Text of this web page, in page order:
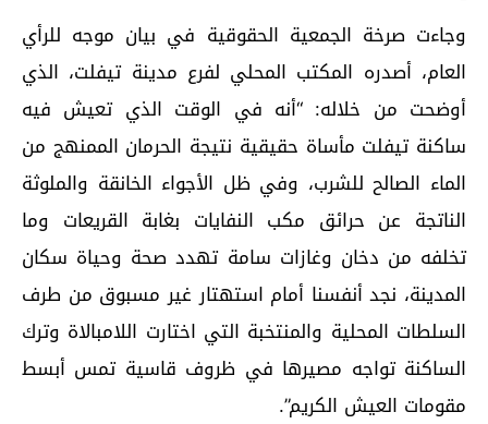
وجاءت صرخة الجمعية الحقوقية في بيان موجه للرأي
العام، أصدره المكتب المحلي لفرع مدينة تيفلت، الذي
أوضحت من خلاله: “أنه في الوقت الذي تعيش فيه
ساكنة تيفلت مأساة حقيقية نتيجة الحرمان الممنهج من
الماء الصالح للشرب، وفي ظل الأجواء الخانقة والملوثة
الناتجة عن حرائق مكب النفايات بغابة القريعات وما
تخلفه من دخان وغازات سامة تهدد صحة وحياة سكان
المدينة، نجد أنفسنا أمام استهتار غير مسبوق من طرف
السلطات المحلية والمنتخبة التي اختارت اللامبالاة وترك
الساكنة تواجه مصيرها في ظروف قاسية تمس أبسط
مقومات العيش الكريم”.